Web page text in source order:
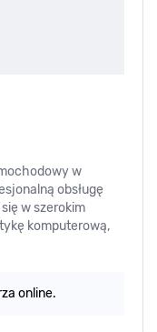
w
obsługę
w szerokim
komputerową,
online.